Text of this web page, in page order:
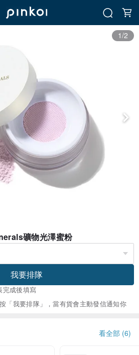
1/2
礦物光澤蜜粉
我要排隊
完成後填寫
「我要排隊」，當有貨會主動發信通知你
看全部 (6)